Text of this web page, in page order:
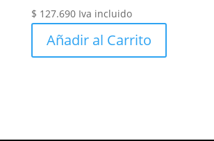
$ 127.690 Iva incluido
Añadir al Carrito